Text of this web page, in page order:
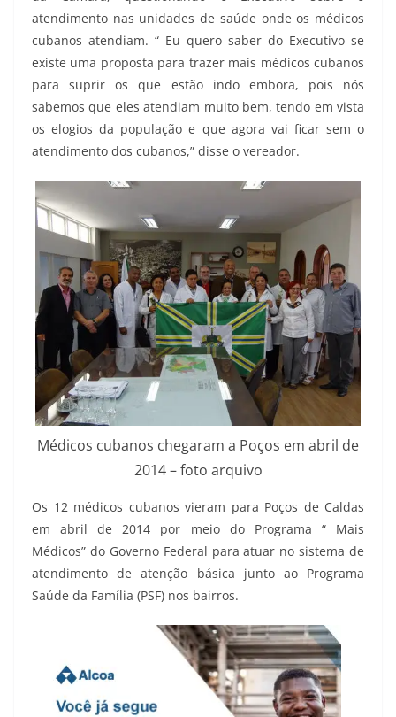
atendimento nas unidades de saúde onde os médicos
cubanos atendiam. “ Eu quero saber do Executivo se
existe uma proposta para trazer mais médicos cubanos
para suprir os que estão indo embora, pois nós
sabemos que eles atendiam muito bem, tendo em vista
os elogios da população e que agora vai ficar sem o
atendimento dos cubanos,” disse o vereador.
Médicos cubanos chegaram a Poços em abril de
2014 – foto arquivo
Os 12 médicos cubanos vieram para Poços de Caldas
em abril de 2014 por meio do Programa “ Mais
Médicos” do Governo Federal para atuar no sistema de
atendimento de atenção básica junto ao Programa
Saúde da Família (PSF) nos bairros.